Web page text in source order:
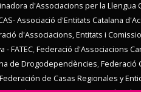
d'Associacions per la Llengua
Associació d'Entitats Catalana
d'Associacions, Entitats i
- FATEC,Federació d'Associacions
de Drogodependències,Federació
Federación de Casas Regionales y